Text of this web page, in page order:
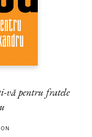
vă pentru fratele